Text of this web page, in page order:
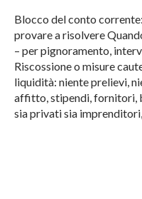
Blocco del conto
provare a risolvere
– per pignoramento,
Riscossione o misure
liquidità: niente prelievi,
affitto, stipendi, fornitori,
sia privati sia